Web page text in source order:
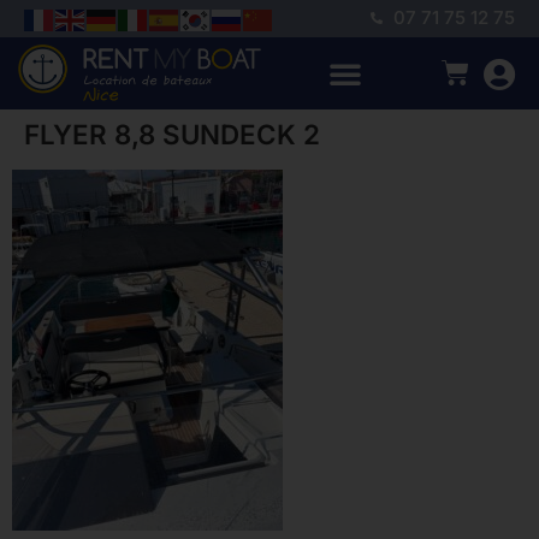
07 71 75 12 75
FLYER 8,8 SUNDECK 2